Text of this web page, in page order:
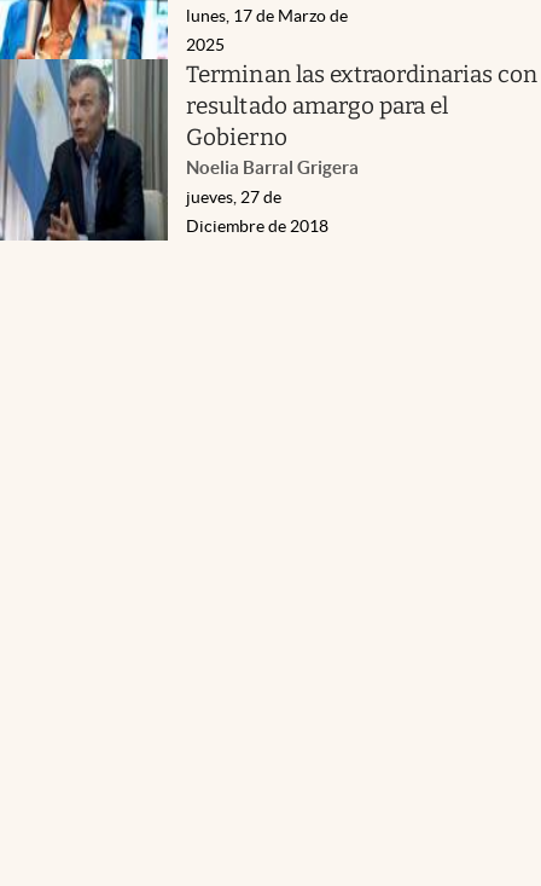
lunes, 17 de Marzo de
2025
Terminan las extraordinarias con
resultado amargo para el
Gobierno
Noelia Barral Grigera
jueves, 27 de
Diciembre de 2018